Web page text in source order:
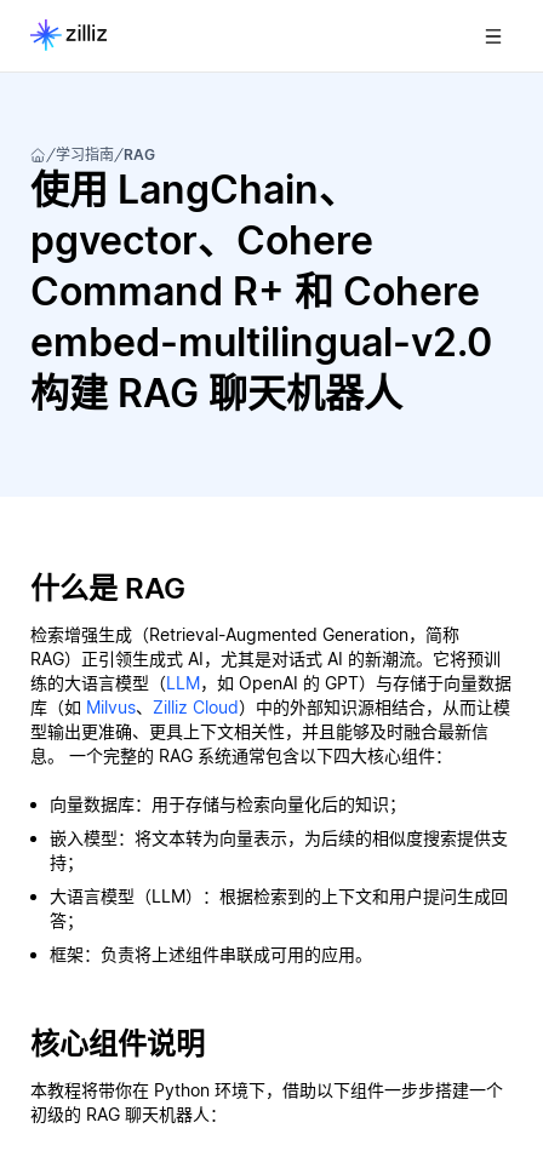
学习指南 RAG
使用 LangChain、
pgvector、Cohere
Command R+ 和 Cohere
embed-multilingual-v2.0
构建 RAG 聊天机器人
什么是 RAG
检索增强生成（Retrieval-Augmented Generation，简称
RAG）正引领生成式 AI，尤其是对话式 AI 的新潮流。它将预训
练的大语言模型（LLM，如 OpenAI 的 GPT）与存储于向量数据
库（如 Milvus、 Zilliz Cloud）中的外部知识源相结合，从而让模
型输出更准确、更具上下文相关性，并且能够及时融合最新信
息。 一个完整的 RAG 系统通常包含以下四大核心组件：
向量数据库：用于存储与检索向量化后的知识；
嵌入模型：将文本转为向量表示，为后续的相似度搜索提供支
持；
大语言模型（LLM）：根据检索到的上下文和用户提问生成回
答；
框架：负责将上述组件串联成可用的应用。
核心组件说明
本教程将带你在 Python 环境下，借助以下组件一步步搭建一个
初级的 RAG 聊天机器人：